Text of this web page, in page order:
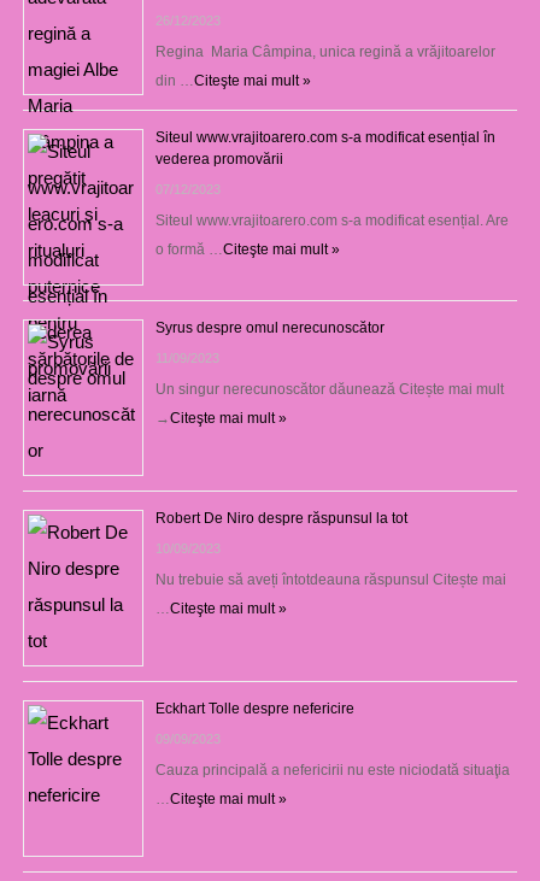
26/12/2023
Regina Maria Câmpina, unica regină a vrăjitoarelor
din … Citeşte mai mult »
Siteul www.vrajitoarero.com s-a modificat esențial în
vederea promovării
07/12/2023
Siteul www.vrajitoarero.com s-a modificat esențial. Are
o formă … Citeşte mai mult »
Syrus despre omul nerecunoscător
11/09/2023
Un singur nerecunoscător dăunează Citește mai mult
→Citeşte mai mult »
Robert De Niro despre răspunsul la tot
10/09/2023
Nu trebuie să aveți întotdeauna răspunsul Citește mai
Citeşte mai mult »
Eckhart Tolle despre nefericire
09/09/2023
Cauza principală a nefericirii nu este niciodată situaţia
Citeşte mai mult »